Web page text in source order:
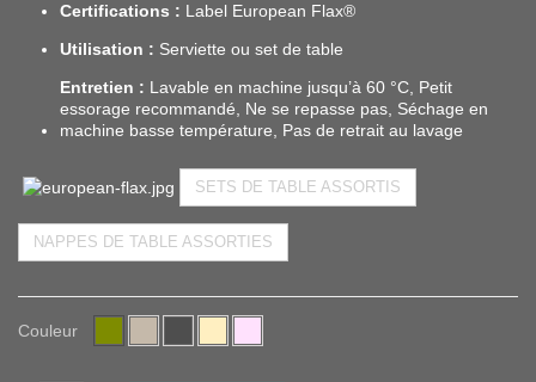
Certifications : Label European Flax®
Utilisation : Serviette ou set de table
Entretien : Lavable en machine jusqu’à 60 °C, Petit
essorage recommandé, Ne se repasse pas, Séchage en
machine basse température, Pas de retrait au lavage
SETS DE TABLE ASSORTIS
NAPPES DE TABLE ASSORTIES
Couleur